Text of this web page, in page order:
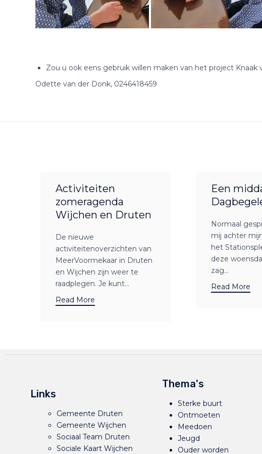
Zou u ook eens gebruik willen maken van het project
Odette van der Donk, 0246418459
Activiteiten
zomeragenda
Wijchen en Druten
De nieuwe
activiteitenoverzichten van
MeerVoormekaar in Druten
en Wijchen zijn weer te
raadplegen. Je kunt...
Read More
Een
Normaal
mij achter
het
deze
zag...
Read More
Links
Gemeente Druten
Gemeente Wijchen
Sociaal Team Druten
Sociale Kaart Wijchen
Thema's
Sterke buurt
Ontmoeten
Meedoen
Jeugd
Ouder worden